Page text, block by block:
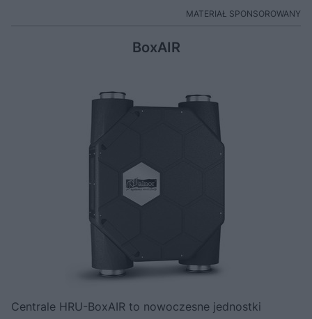
MATERIAŁ SPONSOROWANY
BoxAIR
Centrale HRU-BoxAIR to nowoczesne jednostki